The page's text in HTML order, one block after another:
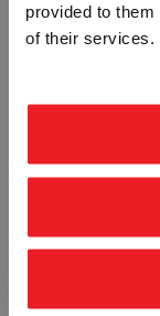
provided to
of their services.
STØPT HUSNUMMER
2525
BEDRIFT